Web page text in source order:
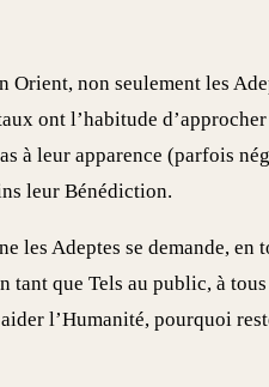
Orient, non seulement les
ont l’habitude d’approcher
à leur apparence (parfois
leur Bénédiction.
les Adeptes se demande, en
que Tels au public, à tous
l’Humanité, pourquoi